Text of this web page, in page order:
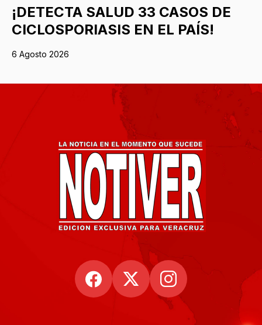
¡DETECTA SALUD 33 CASOS DE
CICLOSPORIASIS EN EL PAÍS!
6 Agosto 2026